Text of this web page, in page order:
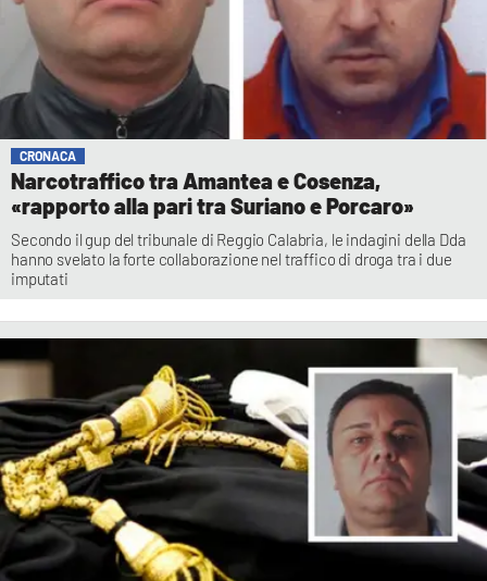
CRONACA
Narcotraffico tra Amantea e Cosenza,
«rapporto alla pari tra Suriano e Porcaro»
Secondo il gup del tribunale di Reggio Calabria, le indagini della Dda
hanno svelato la forte collaborazione nel traffico di droga tra i due
imputati